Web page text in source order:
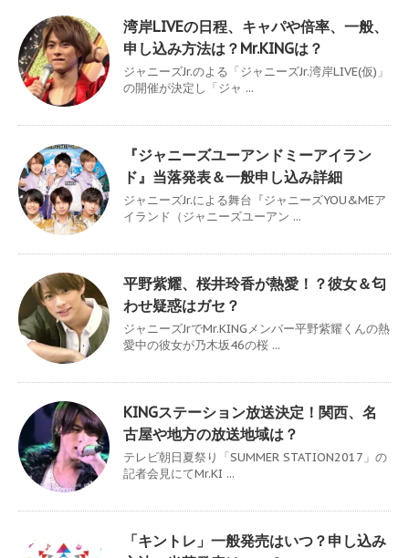
湾岸LIVEの日程、キャパや倍率、一般、
申し込み方法は？Mr.KINGは？
ジャニーズJr.のよる「ジャニーズJr.湾岸LIVE(仮)」
の開催が決定し「ジャ ...
『ジャニーズユーアンドミーアイラン
ド』当落発表＆一般申し込み詳細
ジャニーズJr.による舞台『ジャニーズYOU&MEア
イランド（ジャニーズユーアン ...
平野紫耀、桜井玲香が熱愛！？彼女＆匂
わせ疑惑はガセ？
ジャニーズJrでMr.KINGメンバー平野紫耀くんの熱
愛中の彼女が乃木坂46の桜 ...
KINGステーション放送決定！関西、名
古屋や地方の放送地域は？
テレビ朝日夏祭り「SUMMER STATION2017」の
記者会見にてMr.KI ...
「キントレ」一般発売はいつ？申し込み